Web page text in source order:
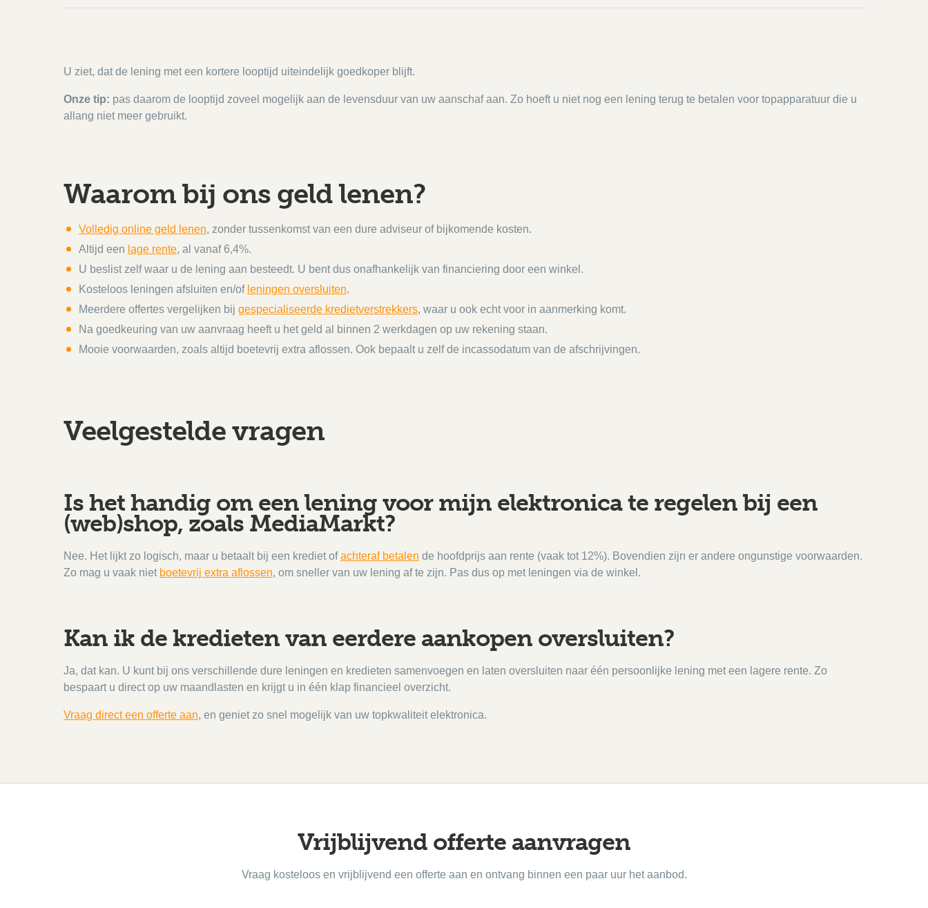
U ziet, dat de lening met een kortere looptijd uiteindelijk goedkoper blijft.
Onze tip: pas daarom de looptijd zoveel mogelijk aan de levensduur van uw aanschaf aan. Zo hoeft u niet nog een lening terug te betalen voor topapparatuur die u
allang niet meer gebruikt.
Waarom bij ons geld lenen?
Volledig online geld lenen, zonder tussenkomst van een dure adviseur of bijkomende kosten.
Altijd een lage rente, al vanaf 6,4%.
U beslist zelf waar u de lening aan besteedt. U bent dus onafhankelijk van financiering door een winkel.
Kosteloos leningen afsluiten en/of leningen oversluiten.
Meerdere offertes vergelijken bij gespecialiseerde kredietverstrekkers, waar u ook echt voor in aanmerking komt.
Na goedkeuring van uw aanvraag heeft u het geld al binnen 2 werkdagen op uw rekening staan.
Mooie voorwaarden, zoals altijd boetevrij extra aflossen. Ook bepaalt u zelf de incassodatum van de afschrijvingen.
Veelgestelde vragen
Is het handig om een lening voor mijn elektronica te regelen bij een
(web)shop, zoals MediaMarkt?
Nee. Het lijkt zo logisch, maar u betaalt bij een krediet ofachteraf betalen de hoofdprijs aan rente (vaak tot 12%). Bovendien zijn er andere ongunstige voorwaarden.
Zo mag u vaak niet boetevrij extra aflossen, om sneller van uw lening af te zijn. Pas dus op met leningen via de winkel.
Kan ik de kredieten van eerdere aankopen oversluiten?
Ja, dat kan. U kunt bij ons verschillende dure leningen en kredieten samenvoegen en laten oversluiten naar één persoonlijke lening met een lagere rente. Zo
bespaart u direct op uw maandlasten en krijgt u in één klap financieel overzicht.
Vraag direct een offerte aan, en geniet zo snel mogelijk van uw topkwaliteit elektronica.
Vrijblijvend offerte aanvragen
Vraag kosteloos en vrijblijvend een offerte aan en ontvang binnen een paar uur het aanbod.